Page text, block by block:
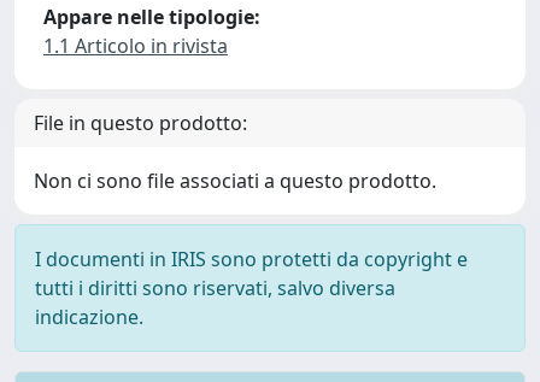
Appare nelle tipologie:
1.1 Articolo in rivista
File in questo prodotto:
Non ci sono file associati a questo prodotto.
I documenti in IRIS sono protetti da copyright e
tutti i diritti sono riservati, salvo diversa
indicazione.